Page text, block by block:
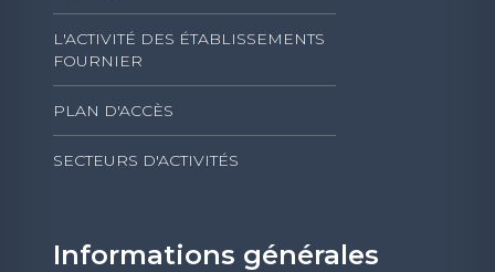
L'ACTIVITÉ DES ÉTABLISSEMENTS
FOURNIER
PLAN D'ACCÈS
SECTEURS D'ACTIVITÉS
Informations générales